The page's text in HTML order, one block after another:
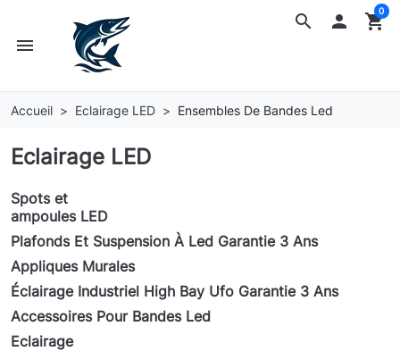
search
menu
 shopping_cart
0
Accueil Eclairage LED Ensembles De Bandes Led
Eclairage LED
Spots et
ampoules LED
Plafonds Et Suspension À Led Garantie 3 Ans
Appliques Murales
Éclairage Industriel High Bay Ufo Garantie 3 Ans
Accessoires Pour Bandes Led
Eclairage